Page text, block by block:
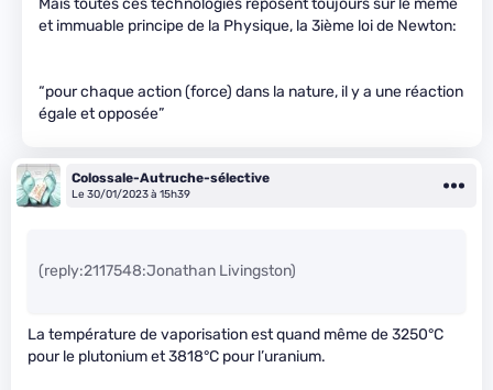
et immuable principe de la Physique, la 3ième loi de Newton:
“pour chaque action (force) dans la nature, il y a une réaction
égale et opposée”
Colossale-Autruche-sélective
Le 30/01/2023 à 15h39
(reply:2117548:Jonathan Livingston)
La température de vaporisation est quand même de 3250°C
pour le plutonium et 3818°C pour l’uranium.